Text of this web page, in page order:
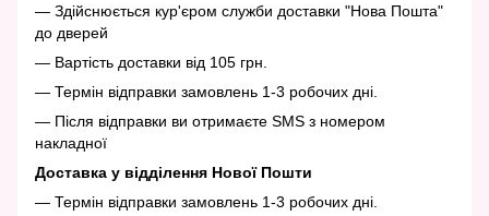
— Здійснюється кур'єром служби доставки "Нова Пошта"
до дверей
— Вартість доставки від 105 грн.
— Термін відправки замовлень 1-3 робочих дні.
— Після відправки ви отримаєте SMS з номером
накладної
Доставка у відділення Нової Пошти
— Термін відправки замовлень 1-3 робочих дні.